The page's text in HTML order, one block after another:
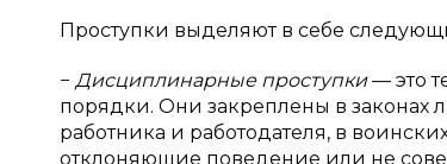
Проступки выделяют в себе
− Дисциплинарные проступки— это
порядки. Они закреплены в законах
работника и работодателя, в
отклоняющие поведение или не